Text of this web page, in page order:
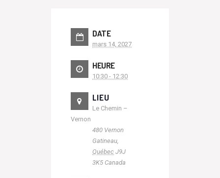
DATE
mars 14, 2027
HEURE
10:30 - 12:30
LIEU
Le Chemin –
Vernon
480 Vernon
Gatineau,
Québec J9J
3K5 Canada